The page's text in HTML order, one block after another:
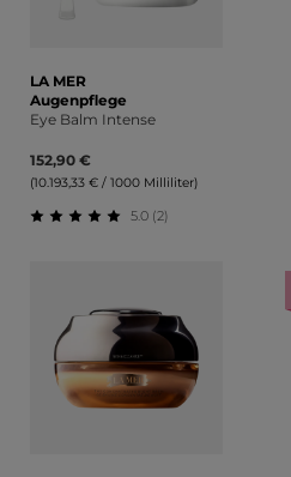
LA MER
Augenpflege
Eye Balm Intense
152,90 €
(10.193,33 € / 1000 Milliliter)
5.0 (2)